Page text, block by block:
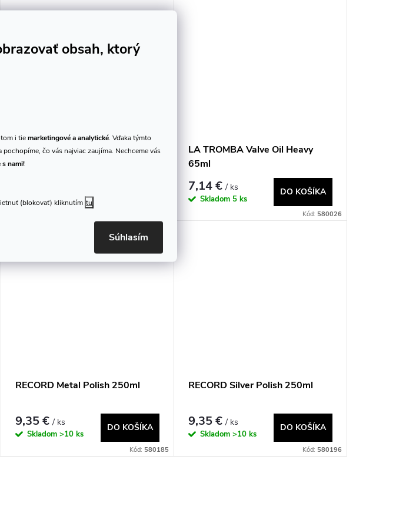
obsah, ktorý
i tiemarketingové a analytické. Vďaka týmto
čo vás najviac zaujíma. Nechceme vás
s nami!
(blokovať) kliknutím tu
Súhlasím
LA TROMBA Valve and Slide
65ml
Skladom9 ks
LA TROMBA Valve Oil Heavy
65ml
7,14 €/ ks
Skladom 5 ks
DO KOŠÍKA
Kód: 580026
RECORD Metal Polish 250ml
9,35 €/ ks
Skladom >10 ks
DO KOŠÍKA
Kód: 580185
RECORD Silver Polish 250ml
9,35 €/ ks
Skladom >10 ks
DO KOŠÍKA
Kód: 580196